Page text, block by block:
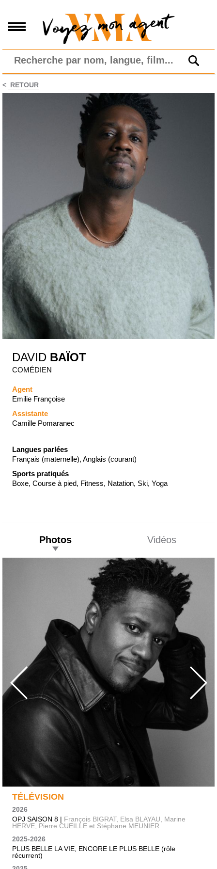
< RETOUR
DAVID BAÏOT
COMÉDIEN
Agent
Emilie Françoise
Assistante
Camille Pomaranec
Langues parlées
Français (maternelle), Anglais (courant)
Sports pratiqués
Boxe, Course à pied, Fitness, Natation, Ski, Yoga
Photos Vidéos
TÉLÉVISION
2026
OPJ SAISON 8 | François BIGRAT, Elsa BLAYAU, Marine
HERVE, Pierre CUEILLE et Stéphane MEUNIER
2025-2026
PLUS BELLE LA VIE, ENCORE LE PLUS BELLE (rôle
récurrent)